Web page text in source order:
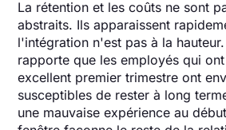
La rétention et les coûts ne sont
abstraits. Ils apparaissent
l'intégration n'est pas à la hauteur.
rapporte que les employés qui
excellent premier trimestre ont
susceptibles de rester à long
une mauvaise expérience au